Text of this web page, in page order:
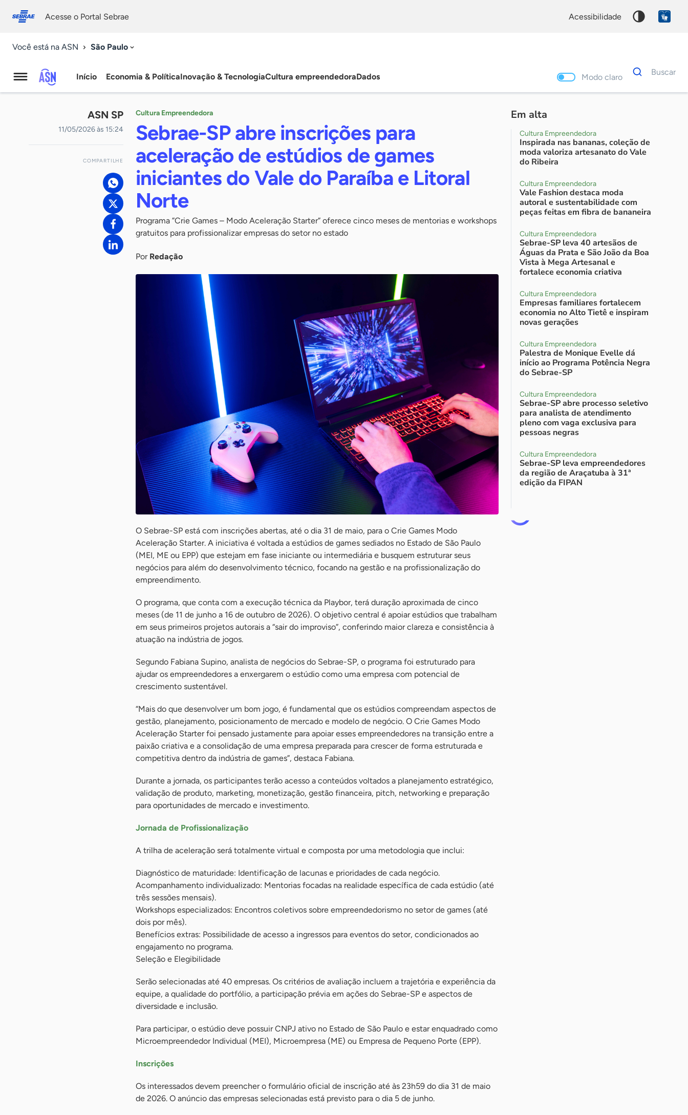
conosco
Acesse o Portal Sebrae acessibilidade
Você está na ASN São Paulo
Agência
Sebrae
Notícias
Início Economia & PolíticaInovação & TecnologiaCultura empreendedoraDados Modo claro
Dados
para
Buscar
ASN SP
11/05/2026 às 15:24
COMPARTILHE
Cultura Empreendedora
Sebrae-SP abre inscrições para
aceleração de estúdios de games
iniciantes do Vale do Paraíba e Litoral
Norte
Programa ”Crie Games – Modo Aceleração Starter” oferece cinco meses de mentorias e workshops
gratuitos para profissionalizar empresas do setor no estado
Por Redação
O Sebrae-SP está com inscrições abertas, até o dia 31 de maio, para o Crie Games Modo
Aceleração Starter. A iniciativa é voltada a estúdios de games sediados no Estado de São Paulo
(MEI, ME ou EPP) que estejam em fase iniciante ou intermediária e busquem estruturar seus
negócios para além do desenvolvimento técnico, focando na gestão e na profissionalização do
empreendimento.
O programa, que conta com a execução técnica da Playbor, terá duração aproximada de cinco
meses (de 11 de junho a 16 de outubro de 2026). O objetivo central é apoiar estúdios que trabalham
em seus primeiros projetos autorais a “sair do improviso”, conferindo maior clareza e consistência à
atuação na indústria de jogos.
Segundo Fabiana Supino, analista de negócios do Sebrae-SP, o programa foi estruturado para
ajudar os empreendedores a enxergarem o estúdio como uma empresa com potencial de
crescimento sustentável.
“Mais do que desenvolver um bom jogo, é fundamental que os estúdios compreendam aspectos de
gestão, planejamento, posicionamento de mercado e modelo de negócio. O Crie Games Modo
Aceleração Starter foi pensado justamente para apoiar esses empreendedores na transição entre a
paixão criativa e a consolidação de uma empresa preparada para crescer de forma estruturada e
competitiva dentro da indústria de games”, destaca Fabiana.
Durante a jornada, os participantes terão acesso a conteúdos voltados a planejamento estratégico,
validação de produto, marketing, monetização, gestão financeira, pitch, networking e preparação
para oportunidades de mercado e investimento.
Jornada de Profissionalização
A trilha de aceleração será totalmente virtual e composta por uma metodologia que inclui:
Diagnóstico de maturidade: Identificação de lacunas e prioridades de cada negócio.
Acompanhamento individualizado: Mentorias focadas na realidade específica de cada estúdio (até
três sessões mensais).
Workshops especializados: Encontros coletivos sobre empreendedorismo no setor de games (até
dois por mês).
Benefícios extras: Possibilidade de acesso a ingressos para eventos do setor, condicionados ao
engajamento no programa.
Seleção e Elegibilidade
Serão selecionadas até 40 empresas. Os critérios de avaliação incluem a trajetória e experiência da
equipe, a qualidade do portfólio, a participação prévia em ações do Sebrae-SP e aspectos de
diversidade e inclusão.
Para participar, o estúdio deve possuir CNPJ ativo no Estado de São Paulo e estar enquadrado como
Microempreendedor Individual (MEI), Microempresa (ME) ou Empresa de Pequeno Porte (EPP).
Inscrições
Os interessados devem preencher o formulário oficial de inscrição até às 23h59 do dia 31 de maio
de 2026. O anúncio das empresas selecionadas está previsto para o dia 5 de junho.
Em alta
Cultura Empreendedora
Inspirada nas bananas, coleção de
moda valoriza artesanato do Vale
do Ribeira
Cultura Empreendedora
Vale Fashion destaca moda
autoral e sustentabilidade com
peças feitas em fibra de bananeira
Cultura Empreendedora
Sebrae-SP leva 40 artesãos de
Águas da Prata e São João da Boa
Vista à Mega Artesanal e
fortalece economia criativa
Cultura Empreendedora
Empresas familiares fortalecem
economia no Alto Tietê e inspiram
novas gerações
Cultura Empreendedora
Palestra de Monique Evelle dá
início ao Programa Potência Negra
do Sebrae-SP
Cultura Empreendedora
Sebrae-SP abre processo seletivo
para analista de atendimento
pleno com vaga exclusiva para
pessoas negras
Cultura Empreendedora
Sebrae-SP leva empreendedores
da região de Araçatuba à 31ª
edição da FIPAN